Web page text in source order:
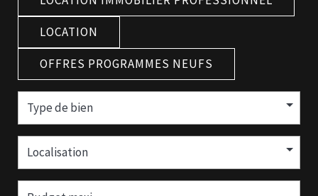
LOCATION
OFFRES PROGRAMMES NEUFS
Type de bien
Localisation